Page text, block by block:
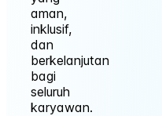
aman,
inklusif,
dan
berkelanjutan
bagi
seluruh
karyawan.